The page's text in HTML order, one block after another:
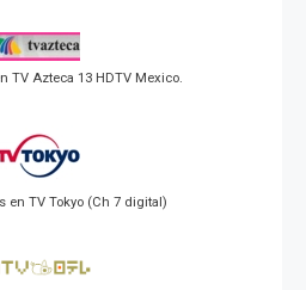
TV Azteca 13 HDTV Mexico.
en TV Tokyo (Ch 7 digital)